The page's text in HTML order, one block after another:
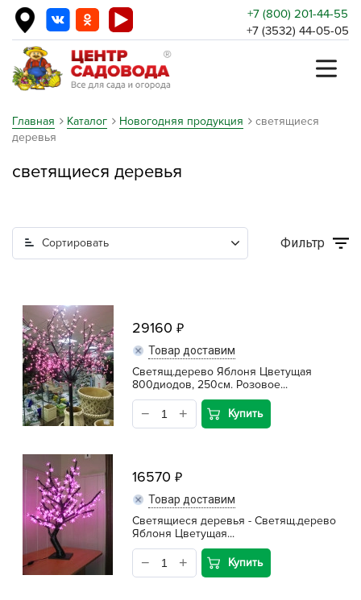
+7 (800) 201-44-55
+7 (3532) 44-05-05
Главная Каталог Новогодняя продукция
светящиеся
деревья
светящиеся деревья
Сортировать Фильтр
29160
Товар доставим
Светящ.дерево Яблоня Цветущая
800диодов, 250см. Розовое...
Купить
16570
Товар доставим
Светящиеся деревья - Светящ.дерево
Яблоня Цветущая...
Купить